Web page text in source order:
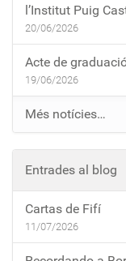
l’Institut Puig
20/06/2026
Acte de
19/06/2026
Més notícies…
Entrades al blog
Cartas de Fifí
11/07/2026